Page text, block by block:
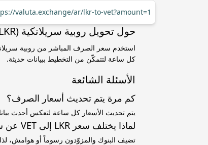
valuta.exchange/ar/lkr-to-vet?amount=1
حول تحويل روبية سريلانكية (LKR) إلى VeChain (VET)
كل ساعة لتتمكّن من التخطيط ببيانات حديثة.
الأسئلة الشائعة
كم مرة يتم تحديث أسعار الصرف؟
يتم تحديث الأسعار كل ساعة لتعكس أحدث
لماذا يختلف سعر LKR إلى VET عن سعر البنك؟
تضيف البنوك والمزوّدون رسوماً أو هوامش،